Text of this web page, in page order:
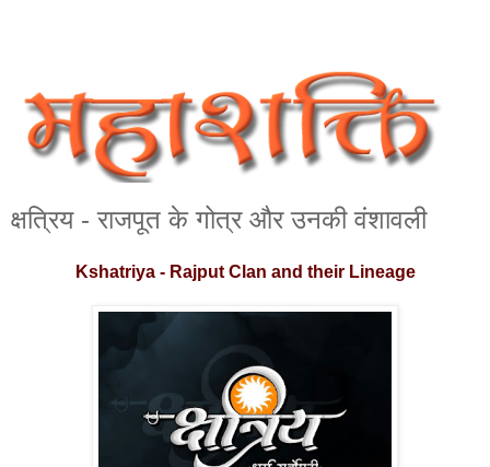
क्षत्रिय - राजपूत के गोत्र और उनकी वंशावली
Kshatriya - Rajput Clan and their Lineage